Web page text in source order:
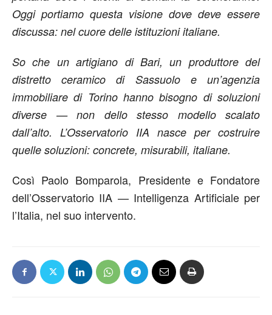
Oggi portiamo questa visione dove deve essere
discussa: nel cuore delle istituzioni italiane.
So che un artigiano di Bari, un produttore del
distretto ceramico di Sassuolo e un’agenzia
immobiliare di Torino hanno bisogno di soluzioni
diverse — non dello stesso modello scalato
dall’alto. L’Osservatorio IIA nasce per costruire
quelle soluzioni: concrete, misurabili, italiane.
Così Paolo Bomparola, Presidente e Fondatore
dell’Osservatorio IIA — Intelligenza Artificiale per
l’Italia, nel suo intervento.